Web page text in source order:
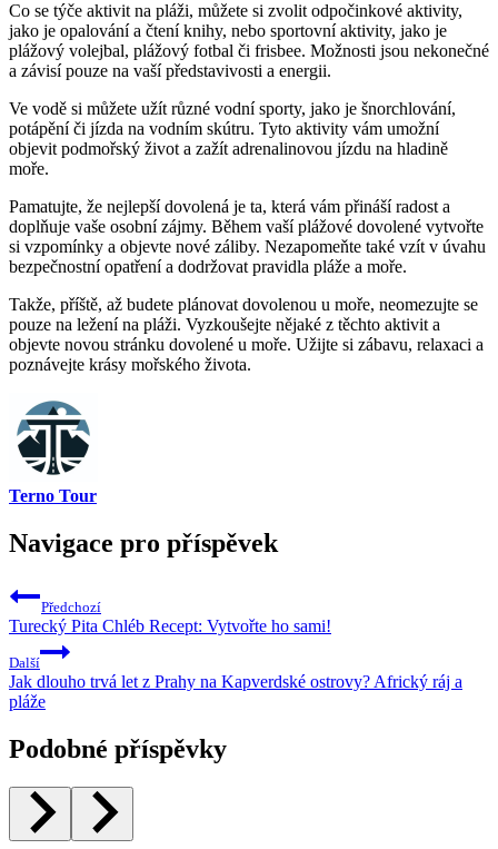
Co se ‌týče aktivit na pláži, můžete si zvolit odpočinkové aktivity,‌
jako ​je opalování a čtení knihy, nebo ‌sportovní aktivity, jako je
‌plážový volejbal, plážový fotbal či frisbee. Možnosti jsou nekonečné
a závisí pouze⁢ na vaší představivosti a energii.
Ve vodě si můžete užít různé vodní sporty, jako‌ je⁢ šnorchlování,
potápění či jízda ⁢na ⁢vodním skútru. Tyto aktivity vám umožní
objevit podmořský​ život a zažít adrenalinovou jízdu⁤ na hladině⁣
moře.
Pamatujte, že nejlepší dovolená je ta, která vám přináší radost a⁤
doplňuje vaše osobní zájmy. Během ⁤vaší plážové dovolené vytvořte
si vzpomínky a objevte nové⁢ záliby. Nezapomeňte také vzít v úvahu
bezpečnostní opatření a dodržovat pravidla pláže a moře.
Takže, příště, až budete plánovat dovolenou u moře, neomezujte se
pouze na ležení ⁣na pláži. Vyzkoušejte nějaké z těchto aktivit‍ a
objevte novou stránku dovolené u moře. Užijte si‍ zábavu, relaxaci a
poznávejte krásy ‌mořského života.
Terno Tour
Navigace pro příspěvek
Předchozí
Turecký Pita Chléb Recept: Vytvořte ho sami!
Další
Jak dlouho trvá let z Prahy na Kapverdské ostrovy? Africký ráj a
pláže
Podobné příspěvky